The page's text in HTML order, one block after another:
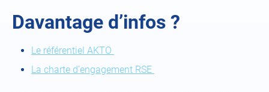
Davantage d’infos ?
Le référentiel AKTO
La charte d’engagement RSE